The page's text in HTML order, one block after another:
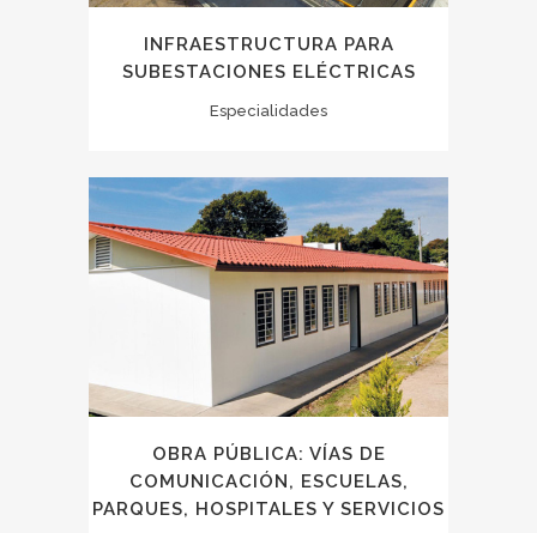
INFRAESTRUCTURA PARA
SUBESTACIONES ELÉCTRICAS
Especialidades
OBRA PÚBLICA: VÍAS DE
COMUNICACIÓN, ESCUELAS,
PARQUES, HOSPITALES Y SERVICIOS